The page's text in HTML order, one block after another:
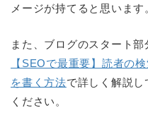
メージが持てると思います
また、ブログのスタート
【SEOで最重要】読者の
を書く方法で詳しく解説
ください。